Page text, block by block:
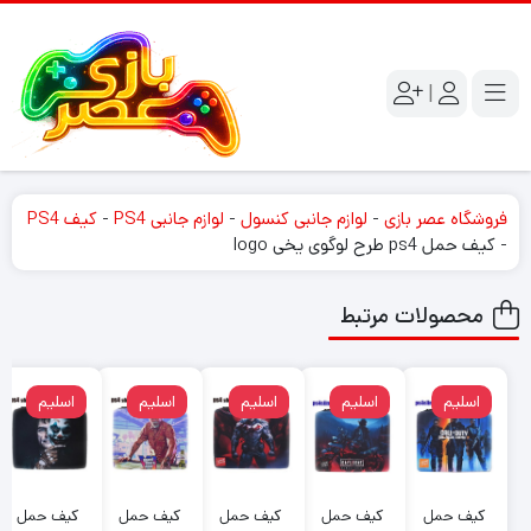
|
فروشگاه عصر بازی - لوازم جانبی کنسول - لوازم جانبی PS4 - کیف PS4
- کیف حمل ps4 طرح لوگوی یخی logo
محصولات مرتبط
اسلیم
کیف حمل
اسلیم
کیف حمل
اسلیم
کیف حمل
اسلیم
کیف حمل
اسلیم
کیف حمل